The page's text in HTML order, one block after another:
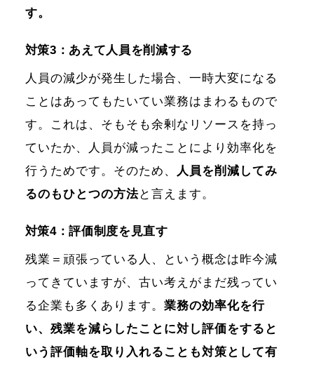
す。
対策3：あえて人員を削減する
人員の減少が発生した場合、一時大変になる
ことはあってもたいてい業務はまわるもので
す。これは、そもそも余剰なリソースを持っ
ていたか、人員が減ったことにより効率化を
行うためです。そのため、
人員を削減してみ
るのもひとつの方法と言えます。
対策4：評価制度を見直す
残業＝頑張っている人、という概念は昨今減
ってきていますが、古い考えがまだ残ってい
る企業も多くあります。 業務の効率化を行
い、残業を減らしたことに対し評価をすると
いう評価軸を取り入れることも対策として有